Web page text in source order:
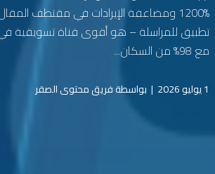
1200% ومضاعفة الإيرادات في مقتطف
تطبيق للمراسلة – هو أقوى قناة تسويقية
مع 98% من السكان...
1 يوليو 2026 | بواسطة فريق محتوى الصقر